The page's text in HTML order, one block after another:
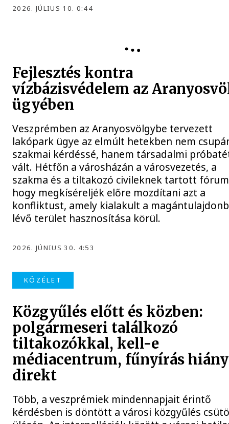
2026. JÚLIUS 10. 0:44
Fejlesztés kontra
vízbázisvédelem az
ügyében
Veszprémben az Aranyosvölgybe tervezett
lakópark ügye az elmúlt hetekben nem
szakmai kérdéssé, hanem társadalmi
vált. Hétfőn a városházán a városvezetés, a
szakma és a tiltakozó civileknek tartott
hogy megkíséreljék előre mozdítani azt a
konfliktust, amely kialakult a
lévő terület hasznosítása körül.
2026. JÚNIUS 30. 4:53
KÖZÉLET
Közgyűlés előtt és közben:
polgármeseri találkozó
tiltakozókkal, kell-e
médiacentrum, fűnyírás
direkt
Több, a veszprémiek mindennapjait érintő
kérdésben is döntött a városi közgyűlés